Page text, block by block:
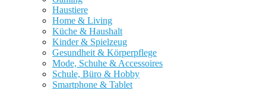
Haustiere
Home & Living
Küche & Haushalt
Kinder & Spielzeug
Gesundheit & Körperpflege
Mode, Schuhe & Accessoires
Schule, Büro & Hobby
Smartphone & Tablet